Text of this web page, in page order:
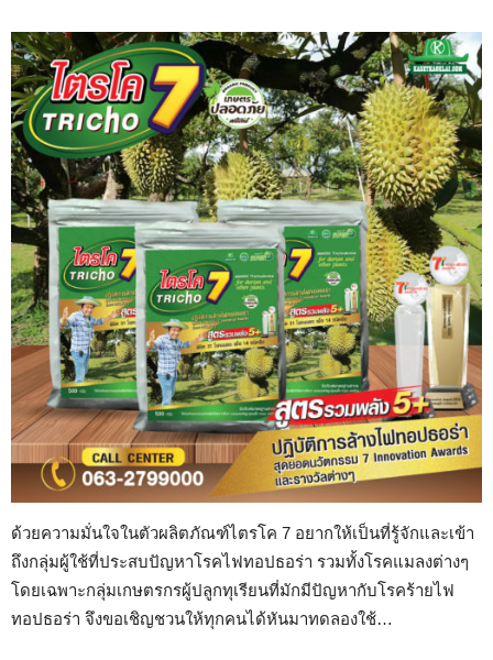
ด้วยความมั่นใจในตัวผลิตภัณฑ์ไตรโค 7 อยากให้เป็นที่รู้จักและเข้า
ถึงกลุ่มผู้ใช้ที่ประสบปัญหาโรคไฟทอปธอร่า รวมทั้งโรคแมลงต่างๆ
โดยเฉพาะกลุ่มเกษตรกรผู้ปลูกทุเรียนที่มักมีปัญหากับโรคร้ายไฟ
ทอปธอร่า จึงขอเชิญชวนให้ทุกคนได้หันมาทดลองใช้…